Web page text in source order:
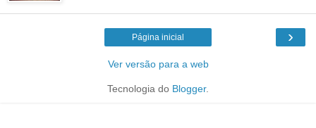
›
Página inicial
Ver versão para a web
Tecnologia do Blogger.